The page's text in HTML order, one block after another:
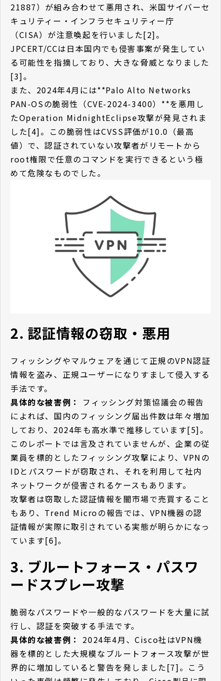
21887）が組み合わせて悪用され、米国サイバーセ
キュリティー・インフラセキュリティー庁
（CISA）が注意喚起を行いました[2]。
JPCERT/CCは日本国内でも侵害事案が発生してい
る可能性を指摘しており、大きな脅威となりました
[3]。
また、2024年4月には**Palo Alto Networks
PAN-OSの脆弱性（CVE-2024-3400）**を悪用し
たOperation MidnightEclipse攻撃が発見されま
した[4]。この脆弱性はCVSS評価が10.0（最高
値）で、認証されていない攻撃者がリモートから
root権限で任意のコマンドを実行できるという極
めて危険なものでした。
2. 認証情報の窃取・悪用
フィッシングやマルウェアを通じて正規のVPN認証
情報を盗み、正規ユーザーになりすまして侵入する
手法です。
具体的な被害例：
フィッシング対策協議会の報告
によれば、国内のフィッシング届出件数は年々増加
しており、2024年も高水準で推移しています[5]。
このレポートでは言及されていませんが、企業の従
業員を標的としたフィッシング攻撃により、VPNの
IDとパスワードが窃取され、それを利用して社内
ネットワークが侵害されるケースもあります。
攻撃者は窃取した認証情報を闇市場で売買すること
もあり、Trend Microの報告では、VPN機器の認
証情報が実際に取引されている実態が明らかになっ
ています[6]。
3. ブルートフォース・パスワ
ードスプレー攻撃
脆弱なパスワードや一般的なパスワードを大量に試
行し、認証を突破する手法です。
具体的な被害例：
2024年4月、Cisco社はVPN機
器を標的とした大規模なブルートフォース攻撃が世
界的に増加していると警告を発しました[7]。こう